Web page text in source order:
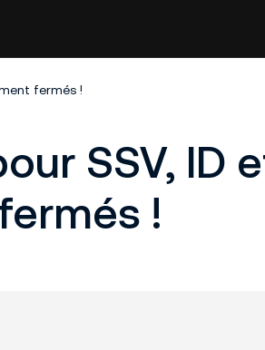
fermés !
SSV, ID
!